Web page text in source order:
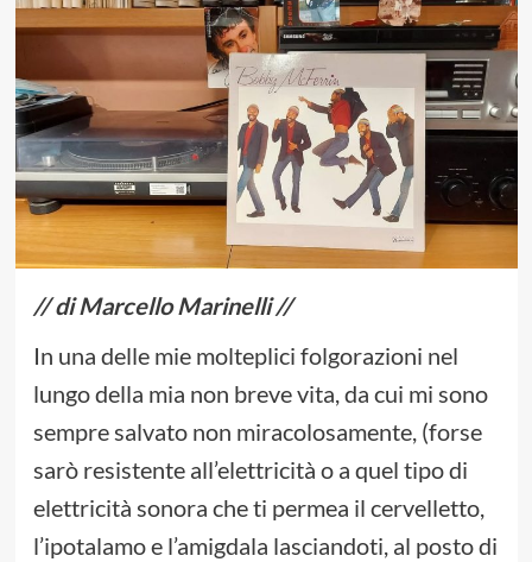
// di Marcello Marinelli //
In una delle mie molteplici folgorazioni nel
lungo della mia non breve vita, da cui mi sono
sempre salvato non miracolosamente, (forse
sarò resistente all’elettricità o a quel tipo di
elettricità sonora che ti permea il cervelletto,
l’ipotalamo e l’amigdala lasciandoti, al posto di